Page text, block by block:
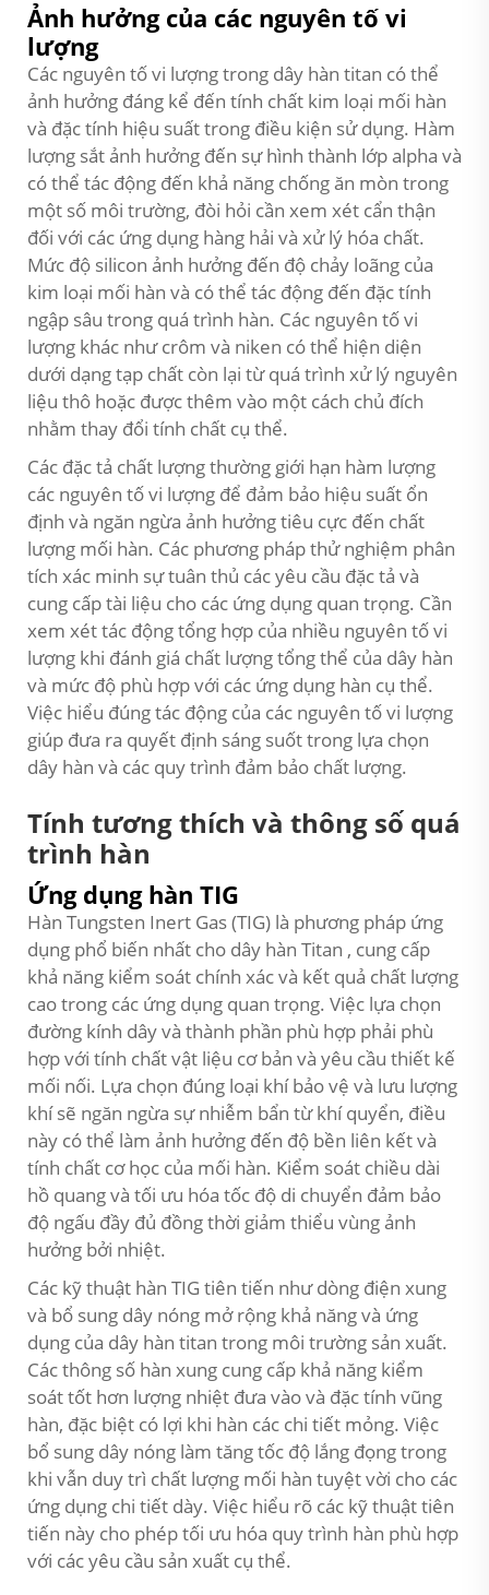
Ảnh hưởng của các nguyên tố vi
lượng
Các nguyên tố vi lượng trong dây hàn titan có thể
ảnh hưởng đáng kể đến tính chất kim loại mối hàn
và đặc tính hiệu suất trong điều kiện sử dụng. Hàm
lượng sắt ảnh hưởng đến sự hình thành lớp alpha và
có thể tác động đến khả năng chống ăn mòn trong
một số môi trường, đòi hỏi cần xem xét cẩn thận
đối với các ứng dụng hàng hải và xử lý hóa chất.
Mức độ silicon ảnh hưởng đến độ chảy loãng của
kim loại mối hàn và có thể tác động đến đặc tính
ngập sâu trong quá trình hàn. Các nguyên tố vi
lượng khác như crôm và niken có thể hiện diện
dưới dạng tạp chất còn lại từ quá trình xử lý nguyên
liệu thô hoặc được thêm vào một cách chủ đích
nhằm thay đổi tính chất cụ thể.
Các đặc tả chất lượng thường giới hạn hàm lượng
các nguyên tố vi lượng để đảm bảo hiệu suất ổn
định và ngăn ngừa ảnh hưởng tiêu cực đến chất
lượng mối hàn. Các phương pháp thử nghiệm phân
tích xác minh sự tuân thủ các yêu cầu đặc tả và
cung cấp tài liệu cho các ứng dụng quan trọng. Cần
xem xét tác động tổng hợp của nhiều nguyên tố vi
lượng khi đánh giá chất lượng tổng thể của dây hàn
và mức độ phù hợp với các ứng dụng hàn cụ thể.
Việc hiểu đúng tác động của các nguyên tố vi lượng
giúp đưa ra quyết định sáng suốt trong lựa chọn
dây hàn và các quy trình đảm bảo chất lượng.
Tính tương thích và thông số quá
trình hàn
Ứng dụng hàn TIG
Hàn Tungsten Inert Gas (TIG) là phương pháp ứng
dụng phổ biến nhất cho dây hàn Titan , cung cấp
khả năng kiểm soát chính xác và kết quả chất lượng
cao trong các ứng dụng quan trọng. Việc lựa chọn
đường kính dây và thành phần phù hợp phải phù
hợp với tính chất vật liệu cơ bản và yêu cầu thiết kế
mối nối. Lựa chọn đúng loại khí bảo vệ và lưu lượng
khí sẽ ngăn ngừa sự nhiễm bẩn từ khí quyển, điều
này có thể làm ảnh hưởng đến độ bền liên kết và
tính chất cơ học của mối hàn. Kiểm soát chiều dài
hồ quang và tối ưu hóa tốc độ di chuyển đảm bảo
độ ngấu đầy đủ đồng thời giảm thiểu vùng ảnh
hưởng bởi nhiệt.
Các kỹ thuật hàn TIG tiên tiến như dòng điện xung
và bổ sung dây nóng mở rộng khả năng và ứng
dụng của dây hàn titan trong môi trường sản xuất.
Các thông số hàn xung cung cấp khả năng kiểm
soát tốt hơn lượng nhiệt đưa vào và đặc tính vũng
hàn, đặc biệt có lợi khi hàn các chi tiết mỏng. Việc
bổ sung dây nóng làm tăng tốc độ lắng đọng trong
khi vẫn duy trì chất lượng mối hàn tuyệt vời cho các
ứng dụng chi tiết dày. Việc hiểu rõ các kỹ thuật tiên
tiến này cho phép tối ưu hóa quy trình hàn phù hợp
với các yêu cầu sản xuất cụ thể.